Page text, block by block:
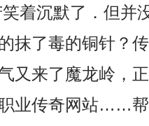
着沉默了．但并
抹了毒的铜针？
又来了魔龙岭，
业传奇网站……